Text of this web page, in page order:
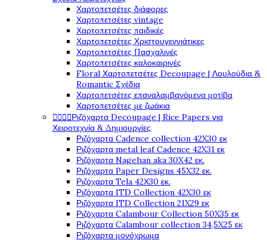
Χαρτοπετσέτες διάφορες
Χαρτοπετσέτες vintage
Χαρτοπετσέτες παιδικές
Χαρτοπετσέτες Χριστουγεννιάτικες
Χαρτοπετσέτες Πασχαλινές
Χαρτοπετσέτες καλοκαιρινές
Floral Χαρτοπετσέτες Decoupage | Λουλούδια &
Romantic Σχέδια
Χαρτοπετσέτες επαναλαμβανόμενα μοτίβα
Χαρτοπετσέτες με ζωάκια
Ριζόχαρτα Decoupage | Rice Papers για
Χειροτεχνία & Δημιουργίες
Ριζόχαρτα Cadence collection 42X30 εκ
Ριζόχαρτα metal leaf Cadence 42X31 εκ
Ριζόχαρτα Nagehan aka 30X42 εκ.
Ριζόχαρτα Paper Designs 45X32 εκ.
Ριζόχαρτα Tela 42Χ30 εκ.
Ριζόχαρτα ITD Collection 42X30 εκ
Ριζόχαρτα ITD Collection 21X29 εκ
Ριζόχαρτα Calambour Collection 50X35 εκ
Ριζόχαρτα Calambour collection 34,5X25 εκ
Ριζόχαρτα μονόχρωμα